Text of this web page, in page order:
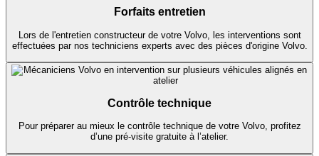
Forfaits entretien
Lors de l'entretien constructeur de votre Volvo, les interventions sont
effectuées par nos techniciens experts avec des pièces d'origine Volvo.
Contrôle technique
Pour préparer au mieux le contrôle technique de votre Volvo, profitez
d’une pré-visite gratuite à l’atelier.